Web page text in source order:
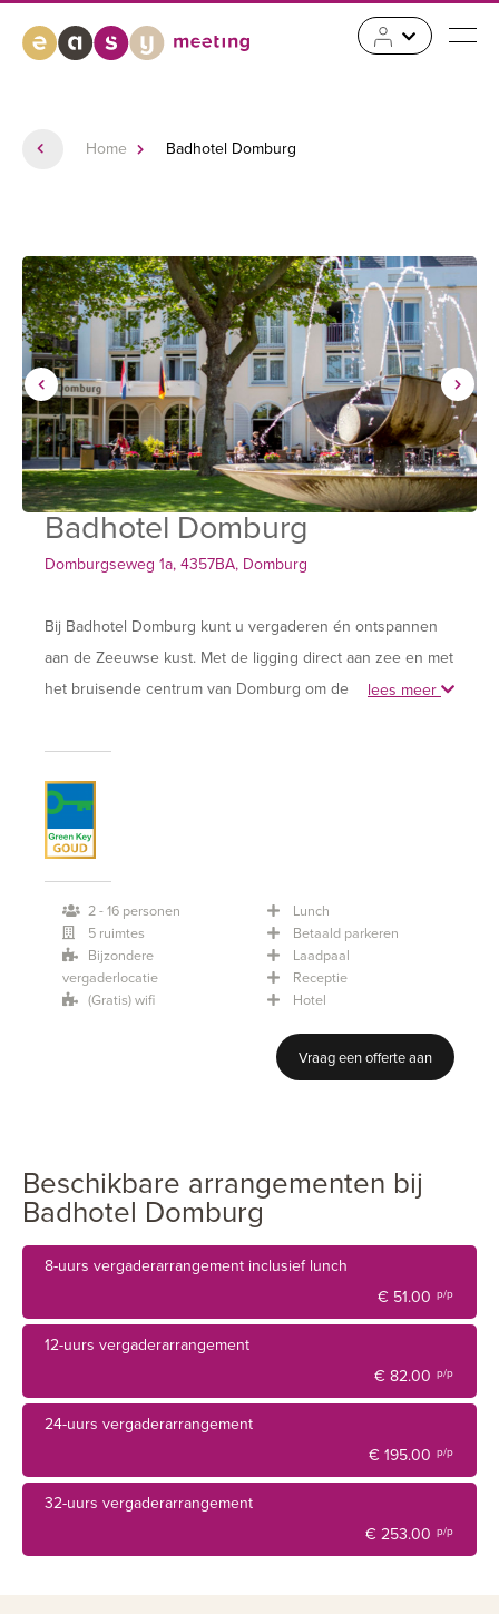
Home Badhotel Domburg
Badhotel Domburg
Domburgseweg 1a, 4357BA, Domburg
Bij Badhotel Domburg kunt u vergaderen én ontspannen
aan de Zeeuwse kust. Met de ligging direct aan zee en met
het bruisende centrum van Domburg om de hoek kan
inspirerend werken!
Onze vergaderruimtes bieden inspiratie en comfort. Ze zijn
uitermate geschikt voor lange vergadersessies. Met
en onbeperkt koffie en thee kunt u ongestoord en
ontspannen vergaderen op locatie. Wilt u tussen de
vergadersessies door even uw hoofd leegmaken? Dat kan!
Geniet van een wandeling over het Zeeuwse strand of
lees meer
2 - 16 personen
5 ruimtes
Bijzondere
vergaderlocatie
(Gratis) wifi
Lunch
Betaald parkeren
Laadpaal
Receptie
Hotel
Vraag een offerte aan
Beschikbare arrangementen bij
Badhotel Domburg
8-uurs vergaderarrangement inclusief lunch
€ 51.00 p/p
12-uurs vergaderarrangement
€ 82.00 p/p
24-uurs vergaderarrangement
€ 195.00 p/p
32-uurs vergaderarrangement
€ 253.00 p/p